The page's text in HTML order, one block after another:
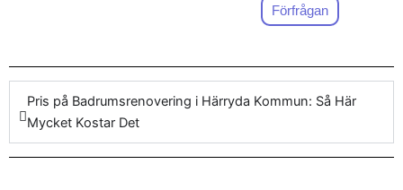
omfattande tjänster för
badrumsrenovering, vilket
hanteras med största
pris för arbetet, där både
Förfrågan
Pris på Badrumsrenovering i Härryda Kommun: Så Här
Mycket Kostar Det